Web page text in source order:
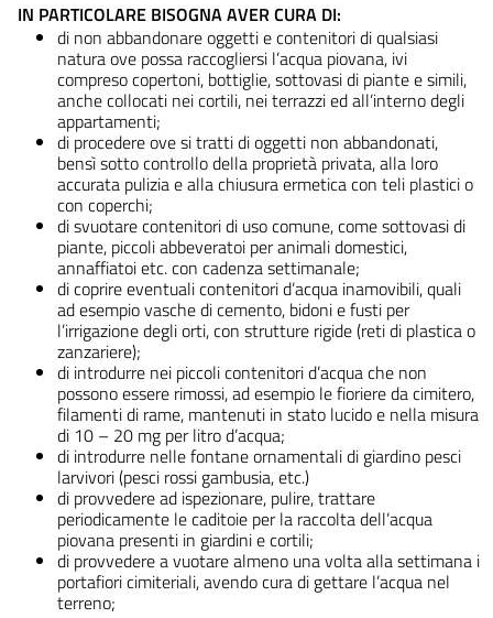
IN PARTICOLARE BISOGNA AVER CURA DI:
di non abbandonare oggetti e contenitori di qualsiasi
natura ove possa raccogliersi l’acqua piovana, ivi
compreso copertoni, bottiglie, sottovasi di piante e simili,
anche collocati nei cortili, nei terrazzi ed all’interno degli
appartamenti;
di procedere ove si tratti di oggetti non abbandonati,
bensì sotto controllo della proprietà privata, alla loro
accurata pulizia e alla chiusura ermetica con teli plastici o
con coperchi;
di svuotare contenitori di uso comune, come sottovasi di
piante, piccoli abbeveratoi per animali domestici,
annaffiatoi etc. con cadenza settimanale;
di coprire eventuali contenitori d’acqua inamovibili, quali
ad esempio vasche di cemento, bidoni e fusti per
l’irrigazione degli orti, con strutture rigide (reti di plastica o
zanzariere);
di introdurre nei piccoli contenitori d’acqua che non
possono essere rimossi, ad esempio le fioriere da cimitero,
filamenti di rame, mantenuti in stato lucido e nella misura
di 10 – 20 mg per litro d’acqua;
di introdurre nelle fontane ornamentali di giardino pesci
larvivori (pesci rossi gambusia, etc.)
di provvedere ad ispezionare, pulire, trattare
periodicamente le caditoie per la raccolta dell’acqua
piovana presenti in giardini e cortili;
di provvedere a vuotare almeno una volta alla settimana i
portafiori cimiteriali, avendo cura di gettare l’acqua nel
terreno;